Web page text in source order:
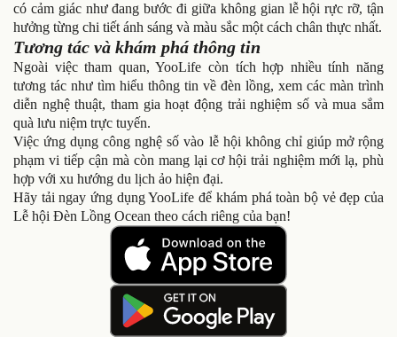
có cảm giác như đang bước đi giữa không gian lễ hội rực rỡ, tận
hưởng từng chi tiết ánh sáng và màu sắc một cách chân thực nhất.
Tương tác và khám phá thông tin
Ngoài việc tham quan, YooLife còn tích hợp nhiều tính năng
tương tác như tìm hiểu thông tin về đèn lồng, xem các màn trình
diễn nghệ thuật, tham gia hoạt động trải nghiệm số và mua sắm
quà lưu niệm trực tuyến.
Việc ứng dụng công nghệ số vào lễ hội không chỉ giúp mở rộng
phạm vi tiếp cận mà còn mang lại cơ hội trải nghiệm mới lạ, phù
hợp với xu hướng du lịch ảo hiện đại.
Hãy tải ngay ứng dụng YooLife để khám phá toàn bộ vẻ đẹp của
Lễ hội Đèn Lồng Ocean theo cách riêng của bạn!